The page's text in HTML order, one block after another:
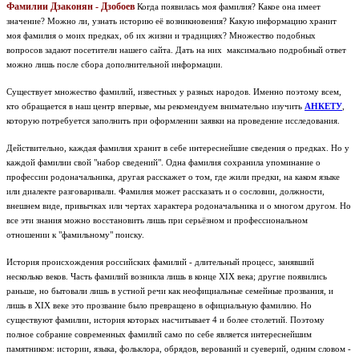
Фамилии Дзаконян - Дзобоев Когда появилась моя фамилия? Какое она имеет
значение? Можно ли, узнать историю её возникновения? Какую информацию хранит
моя фамилия о моих предках, об их жизни и традициях? Множество подобных
вопросов задают посетители нашего сайта. Дать на них максимально подробный ответ
можно лишь после сбора дополнительной информации.
Существует множество фамилий, известных у разных народов. Именно поэтому всем,
кто обращается в наш центр впервые, мы рекомендуем внимательно изучить АНКЕТУ
которую потребуется заполнить при оформлении заявки на проведение исследования.
Действительно, каждая фамилия хранит в себе интереснейшие сведения о предках. Но у
каждой фамилии свой "набор сведений". Одна фамилия сохранила упоминание о
профессии родоначальника, другая расскажет о том, где жили предки, на каком языке
или диалекте разговаривали. Фамилия может рассказать и о сословии, должности,
внешнем виде, привычках или чертах характера родоначальника и о многом другом. Но
все эти знания можно восстановить лишь при серьёзном и профессиональном
отношении к "фамильному" поиску.
История происхождения российских фамилий - длительный процесс, занявший
несколько веков. Часть фамилий возникла лишь в конце XIX века; другие появились
раньше, но бытовали лишь в устной речи как неофициальные семейные прозвания, и
лишь в XIX веке это прозвание было превращено в официальную фамилию. Но
существуют фамилии, история которых насчитывает 4 и более столетий. Поэтому
полное собрание современных фамилий само по себе является интереснейшим
памятником: истории, языка, фольклора, обрядов, верований и суеверий, одним словом -